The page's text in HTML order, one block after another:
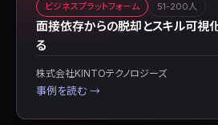
ビジネスプラットフォーム 51-200人
面接依存からの脱却とスキル可視
る
株式会社KINTOテクノロジーズ
事例を読む →